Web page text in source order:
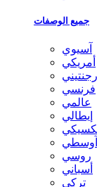
جميع الوصفات
آسيوي
أمريكي
أرجنتيني
فرنسي
عالمي
إيطالي
روسي
أسباني
تركي